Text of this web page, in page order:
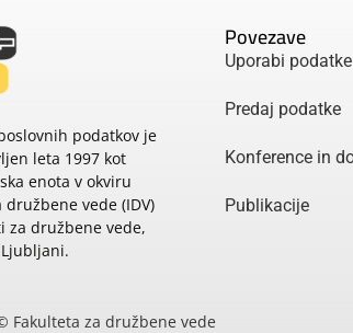
podatkov je
leta 1997 kot
enota v okviru
vede (IDV)
za družbene vede,
Povezave
Uporabi podatke
Predaj podatke
Konference in
Publikacije
Fakulteta za družbene vede